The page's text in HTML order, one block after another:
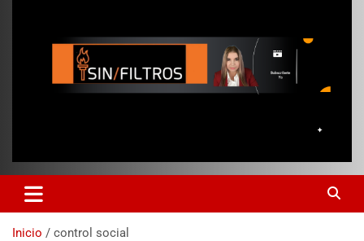
Inicio control social